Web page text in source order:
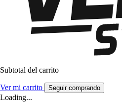
Subtotal del carrito
Ver mi carrito Seguir comprando
Loading...